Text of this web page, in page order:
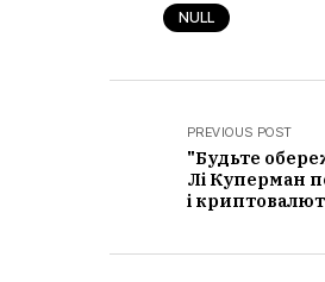
NULL
PREVIOUS POST
"Будьте
Лі Куперман
і